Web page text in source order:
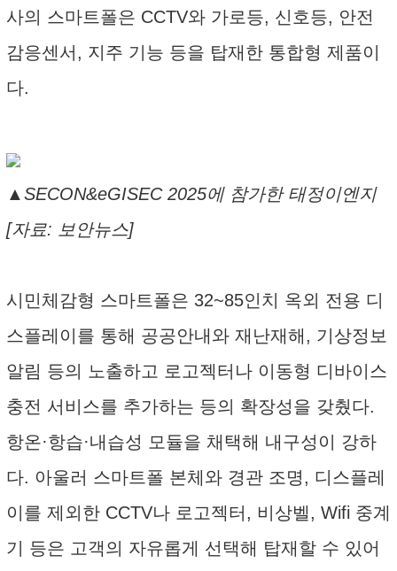
사의 스마트폴은 CCTV와 가로등, 신호등, 안전
감응센서, 지주 기능 등을 탑재한 통합형 제품이
다.
▲SECON&eGISEC 2025에 참가한 태정이엔지
[자료: 보안뉴스]
시민체감형 스마트폴은 32~85인치 옥외 전용 디
스플레이를 통해 공공안내와 재난재해, 기상정보
알림 등의 노출하고 로고젝터나 이동형 디바이스
충전 서비스를 추가하는 등의 확장성을 갖췄다.
항온·항습·내습성 모듈을 채택해 내구성이 강하
다. 아울러 스마트폴 본체와 경관 조명, 디스플레
이를 제외한 CCTV나 로고젝터, 비상벨, Wifi 중계
기 등은 고객의 자유롭게 선택해 탑재할 수 있어